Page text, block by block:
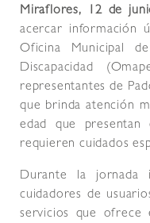
Miraflores, 12 de
acercar información
Oficina Municipal
Discapacidad
representantes de
que brinda atención
edad que presentan
requieren cuidados
Durante la jornada
cuidadores de
servicios que ofrece